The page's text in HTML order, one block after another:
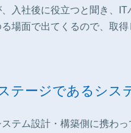
、入社後に役立つと聞き、
場面で出てくるので、取
テージであるシス
テム設計・構築側に携わっ